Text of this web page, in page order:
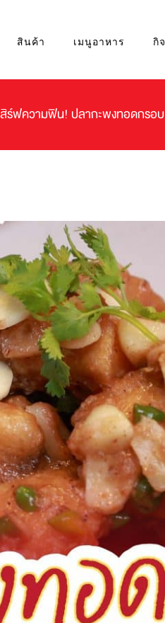
สินค้า เมนูอาหาร กิ
ร์ฟความฟิน! ปลากะพงทอดกรอบ